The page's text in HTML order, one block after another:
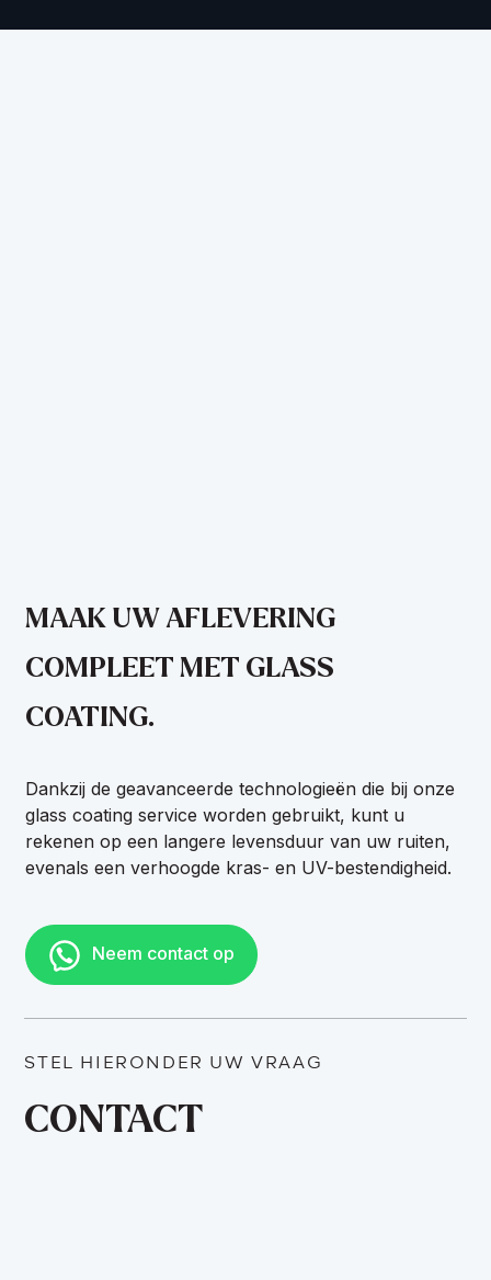
MAAK UW AFLEVERING
COMPLEET MET GLASS
COATING.
Dankzij de geavanceerde technologieën die bij onze
glass coating service worden gebruikt, kunt u
rekenen op een langere levensduur van uw ruiten,
evenals een verhoogde kras- en UV-bestendigheid.
Neem contact op
STEL HIERONDER UW VRAAG
CONTACT